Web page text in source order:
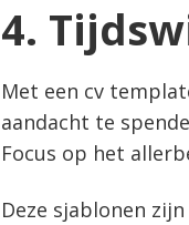
4.
Met een cv
aandacht te
Focus op het
Deze sjablonen